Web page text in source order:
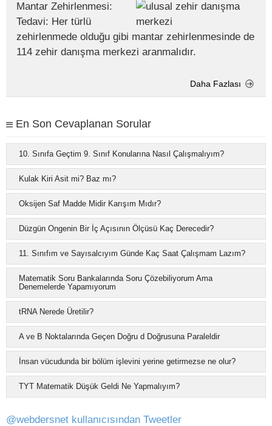
Mantar Zehirlenmesi:
Tedavi: Her türlü
zehirlenmede olduğu gibi mantar zehirlenmesinde de
114 zehir danışma merkezi aranmalıdır.
Daha Fazlası
En Son Cevaplanan Sorular
10. Sınıfa Geçtim 9. Sınıf Konularına Nasıl Çalışmalıyım?
Kulak Kiri Asit mi? Baz mı?
Oksijen Saf Madde Midir Karışım Mıdır?
Düzgün Ongenin Bir İç Açısının Ölçüsü Kaç Derecedir?
11. Sınıfım ve Sayısalcıyım Günde Kaç Saat Çalışmam Lazım?
Matematik Soru Bankalarında Soru Çözebiliyorum Ama
Denemelerde Yapamıyorum
tRNA Nerede Üretilir?
A ve B Noktalarında Geçen Doğru d Doğrusuna Paraleldir
İnsan vücudunda bir bölüm işlevini yerine getirmezse ne olur?
TYT Matematik Düşük Geldi Ne Yapmalıyım?
@webdersnet kullanıcısından Tweetler